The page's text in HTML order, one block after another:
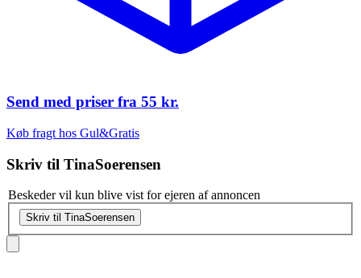
Send med priser fra 55 kr.
Køb fragt hos Gul&Gratis
Skriv til TinaSoerensen
Beskeder vil kun blive vist for ejeren af annoncen
Skriv til TinaSoerensen